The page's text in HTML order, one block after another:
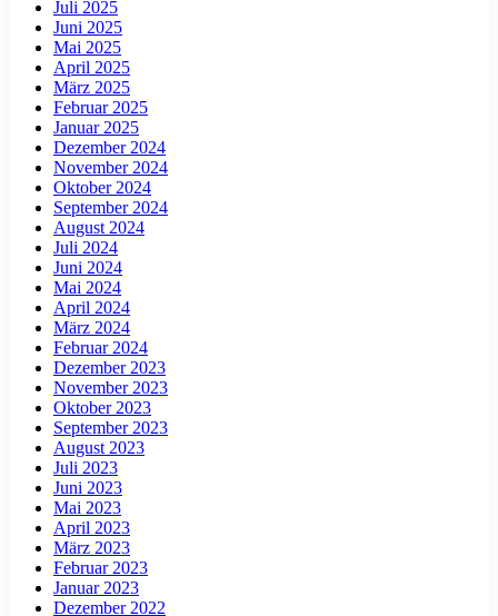
Juli 2025
Juni 2025
Mai 2025
April 2025
März 2025
Februar 2025
Januar 2025
Dezember 2024
November 2024
Oktober 2024
September 2024
August 2024
Juli 2024
Juni 2024
Mai 2024
April 2024
März 2024
Februar 2024
Dezember 2023
November 2023
Oktober 2023
September 2023
August 2023
Juli 2023
Juni 2023
Mai 2023
April 2023
März 2023
Februar 2023
Januar 2023
Dezember 2022